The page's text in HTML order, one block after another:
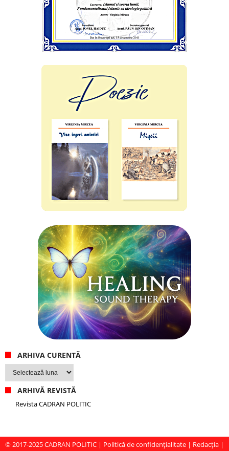
ARHIVA CURENTĂ
Arhiva
ARHIVĂ REVISTĂ
Revista CADRAN POLITIC
© 2017-2025CADRAN POLITIC | Politică de confidențialitate | Redacția |